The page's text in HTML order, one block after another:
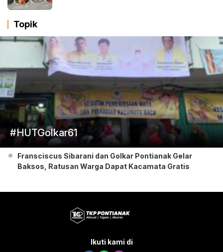
Topik
#HUTGolkar61
Fransciscus Sibarani dan Golkar Pontianak Gelar
Baksos, Ratusan Warga Dapat Kacamata Gratis
Ikuti kami di